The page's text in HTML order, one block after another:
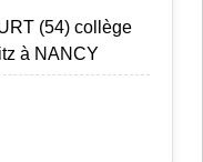
(54) collège
à NANCY